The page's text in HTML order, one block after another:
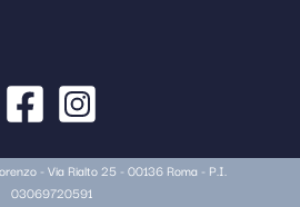
- Via Rialto 25 - 00136 Roma - P.I.
03069720591